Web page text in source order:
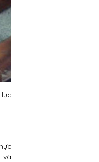
và